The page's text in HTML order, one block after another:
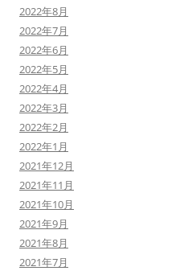
2022年8月
2022年7月
2022年6月
2022年5月
2022年4月
2022年3月
2022年2月
2022年1月
2021年12月
2021年11月
2021年10月
2021年9月
2021年8月
2021年7月